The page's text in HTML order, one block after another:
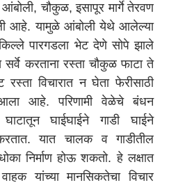
चौकुळ, इसापूर मार्गे तेरवण
आहे. यामुळे आंबोली येथे आलेल्या
किल्ले पारगडला भेट देणे सोपे झाले
सर्वे करताना रस्ता चौकुळ फाटा ते
रस्ता विचारात न घेता फेरीसाठी
आहे. परिणामी वेळेचे बंधन
घाईघाईने गाडी घाईने
यात चालक व गाडीतील
निर्माण होऊ शकतो. हे लक्षात
यांच्या मानसिकतेचा विचार